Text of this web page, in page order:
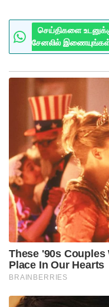
செய்திகளை
சேனலில்